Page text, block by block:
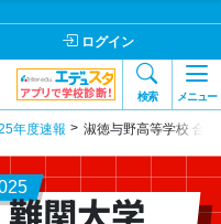
ログイン
検索 メニュー
年度速報 淑徳与野高等学校 合
関大学